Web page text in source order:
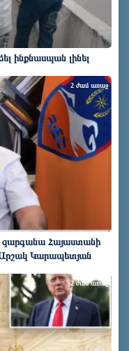
ինքնասպան լինել
զարգանա Հայաստանի
Արշակ Կարապետյան
2 ժամ առաջ
2 ժամ առաջ